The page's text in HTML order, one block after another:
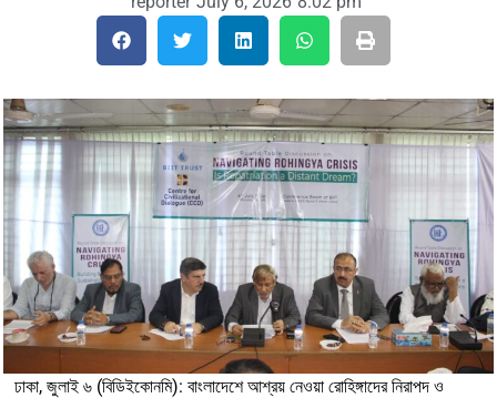
ঢাকা, জুলাই ৬ (বিডিইকোনমি): বাংলাদেশে আশ্রয় নেওয়া রোহিঙ্গাদের নিরাপদ ও